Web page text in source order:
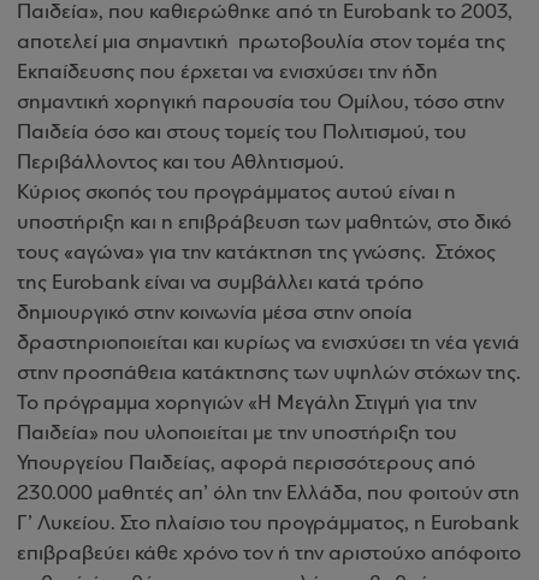
Παιδεία», που καθιερώθηκε από τη Eurobank το 2003,
αποτελεί μια σημαντική πρωτοβουλία στον τομέα της
Εκπαίδευσης που έρχεται να ενισχύσει την ήδη
σημαντική χορηγική παρουσία του Ομίλου, τόσο στην
Παιδεία όσο και στους τομείς του Πολιτισμού, του
Περιβάλλοντος και του Αθλητισμού.
Κύριος σκοπός του προγράμματος αυτού είναι η
υποστήριξη και η επιβράβευση των μαθητών, στο δικό
τους «αγώνα» για την κατάκτηση της γνώσης. Στόχος
της Eurobank είναι να συμβάλλει κατά τρόπο
δημιουργικό στην κοινωνία μέσα στην οποία
δραστηριοποιείται και κυρίως να ενισχύσει τη νέα γενιά
στην προσπάθεια κατάκτησης των υψηλών στόχων της.
Το πρόγραμμα χορηγιών «Η Μεγάλη Στιγμή για την
Παιδεία» που υλοποιείται με την υποστήριξη του
Υπουργείου Παιδείας, αφορά περισσότερους από
230.000 μαθητές απ’ όλη την Ελλάδα, που φοιτούν στη
Γ’ Λυκείου. Στο πλαίσιο του προγράμματος, η Eurobank
επιβραβεύει κάθε χρόνο τον ή την αριστούχο απόφοιτο